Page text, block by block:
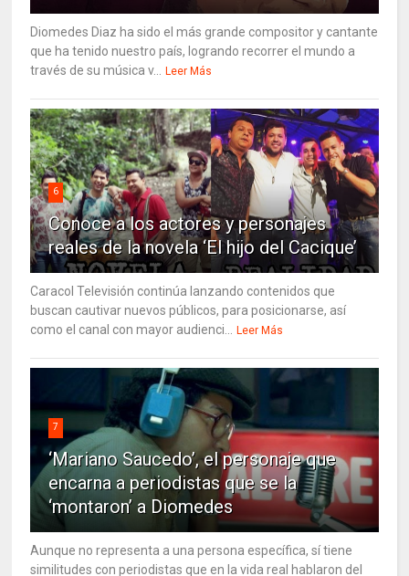
Diomedes Diaz ha sido el más grande compositor y cantante
que ha tenido nuestro país, logrando recorrer el mundo a
través de su música v...
Leer Más
6
Conoce a los actores y personajes
reales de la novela ‘El hijo del Cacique’
Caracol Televisión continúa lanzando contenidos que
buscan cautivar nuevos públicos, para posicionarse, así
como el canal con mayor audienci...
Leer Más
7
‘Mariano Saucedo’, el personaje que
encarna a periodistas que se la
‘montaron’ a Diomedes
Aunque no representa a una persona específica, sí tiene
similitudes con periodistas que en la vida real hablaron del